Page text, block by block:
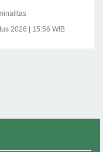
2026 | 15:56 WIB